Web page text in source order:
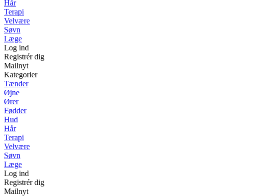
Hår
Terapi
Velvære
Søvn
Læge
Log ind
Registrér dig
Mailnyt
Kategorier
Tænder
Øjne
Ører
Fødder
Hud
Hår
Terapi
Velvære
Søvn
Læge
Log ind
Registrér dig
Mailnyt